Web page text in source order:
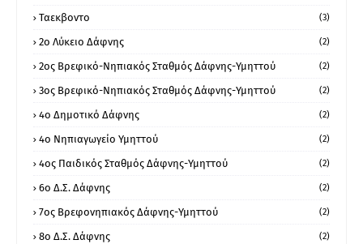
Ταεκβοντο (3)
2ο Λύκειο Δάφνης (2)
2ος Βρεφικό-Νηπιακός Σταθμός Δάφνης-Υμηττού (2)
3ος Βρεφικό-Νηπιακός Σταθμός Δάφνης-Υμηττού (2)
4ο Δημοτικό Δάφνης (2)
4ο Νηπιαγωγείο Υμηττού (2)
4ος Παιδικός Σταθμός Δάφνης-Υμηττού (2)
6ο Δ.Σ. Δάφνης (2)
7ος Βρεφονηπιακός Δάφνης-Υμηττού (2)
8ο Δ.Σ. Δάφνης (2)